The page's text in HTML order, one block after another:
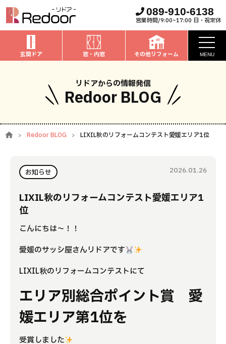
089-910-6138
営業時間/9:00~17:00 日・祝定休
玄関ドア 窓・内窓 その他リフォーム MENU
私たちについて
取扱商品
玄関ドアのリフォーム
お家全般のリフォーム
施工事例
お客様の声
ブログ
よくある質問
補助金事業
アクセス
リドアからの情報発信
Redoor BLOG
Redoor BLOG LIXIL秋のリフォームコンテスト愛媛エリア1位
お知らせ 2026.01.26
LIXIL秋のリフォームコンテスト愛媛エリア1
位
こんにちは～！！
愛媛のサッシ屋さんリドアです
LIXIL秋のリフォームコンテストにて
エリア別総合ポイント賞 愛
媛エリア第1位を
受賞しました